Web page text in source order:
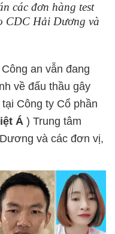
các đơn hàng test
CDC Hải Dương và
an vẫn đang
về đấu thầu gây
Công ty Cổ phần
Á ) Trung tâm
và các đơn vị,